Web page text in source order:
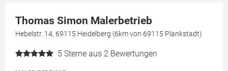
Thomas Simon Malerbetrieb
Hebelstr. 14, 69115 Heidelberg (6km von 69115 Plankstadt)
5 Sterne aus 2 Bewertungen